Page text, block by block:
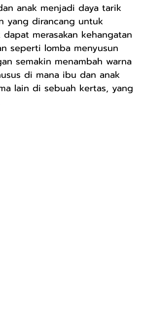
anak menjadi daya tarik
yang dirancang untuk
merasakan kehangatan
seperti lomba menyusun
semakin menambah warna
di mana ibu dan anak
lain di sebuah kertas, yang